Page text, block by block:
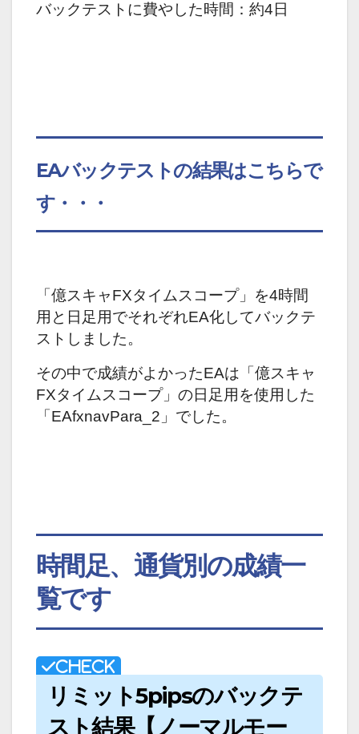
バックテストに費やした時間：約4日
EAバックテストの結果はこちらで
す・・・
「億スキャFXタイムスコープ」を4時間
用と 日足用でそれぞれEA化してバックテ
ストしました。
その中で成績がよかったEAは「億スキャ
FXタイムスコープ」の日足用を使用した
「EAfxnavPara_2」でした。
時間足、通貨別の成績一
覧です
リミット5pipsのバックテ
スト結果【ノーマルモー